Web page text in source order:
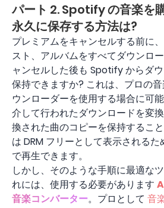
パート 2. Spotify の音楽を
永久に保存する方法は?
プレミアムをキャンセルする前に
スト、アルバムをすべてダウンロ
ャンセルした後も Spotify からダ
保持できますか? これは、プロの
ウンローダーを使用する場合に可
介して行われたダウンロードを変
換された曲のコピーを保持するこ
は DRM フリーとして表示される
で再生できます。
しかし、そのような手順に最適な
れには、使用する必要があります
音楽コンバーター。プロとして 音